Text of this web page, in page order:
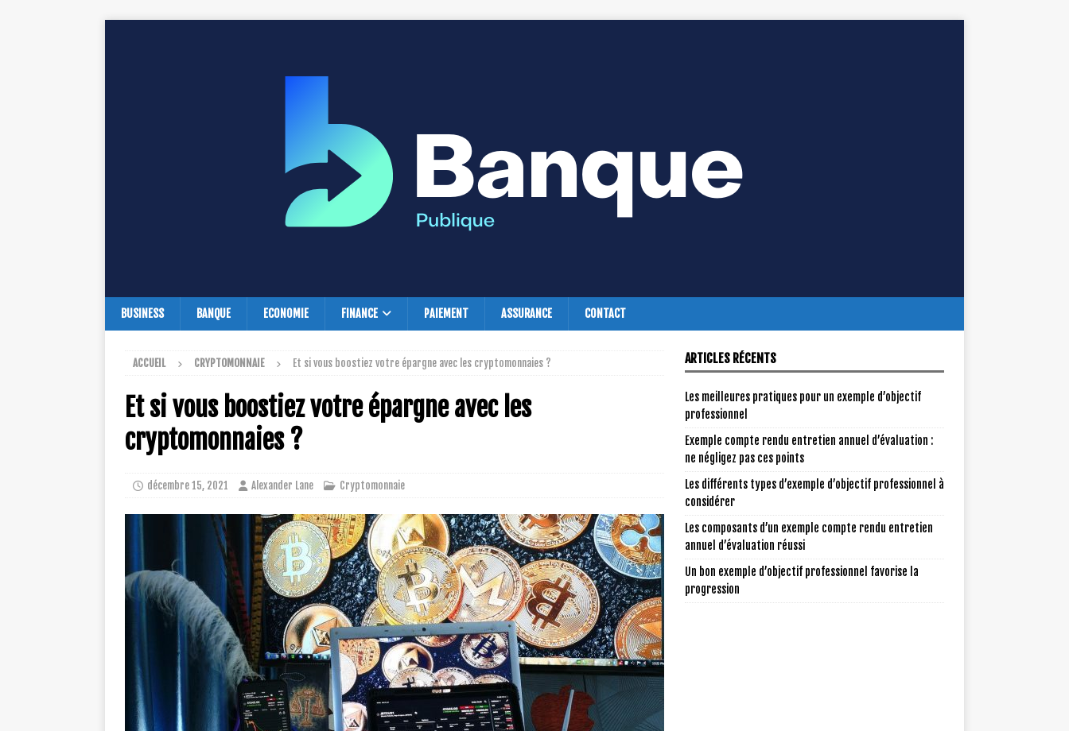
BUSINESS BANQUE ECONOMIE FINANCE PAIEMENT ASSURANCE CONTACT
ACCUEIL CRYPTOMONNAIE Et si vous boostiez votre épargne avec les cryptomonnaies ?
Et si vous boostiez votre épargne avec les
cryptomonnaies ?
décembre 15, 2021 Alexander Lane Cryptomonnaie
ARTICLES RÉCENTS
Les meilleures pratiques pour un exemple d’objectif
professionnel
Exemple compte rendu entretien annuel d’évaluation :
ne négligez pas ces points
Les différents types d’exemple d’objectif professionnel à
considérer
Les composants d’un exemple compte rendu entretien
annuel d’évaluation réussi
Un bon exemple d’objectif professionnel favorise la
progression